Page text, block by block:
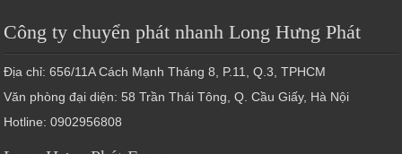
Công ty chuyển phát nhanh Long Hưng Phát
Địa chỉ: 656/11A Cách Mạnh Tháng 8, P.11, Q.3, TPHCM
Văn phòng đại diện: 58 Trần Thái Tông, Q. Cầu Giấy, Hà Nội
Hotline: 0902956808